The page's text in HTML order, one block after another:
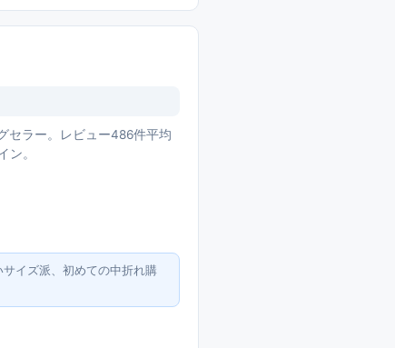
セラー。レビュー486件平均
ン。
イズ派、初めての中折れ購